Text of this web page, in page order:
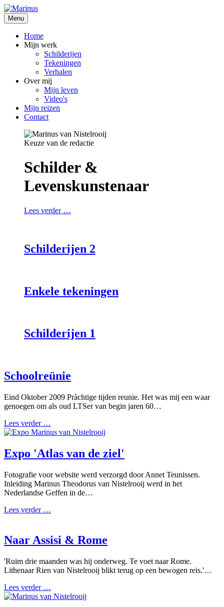
Menu
Home
Mijn werk
Schilderijen
Tekeningen
Verhalen
Over mij
Mijn leven
Video's
Mijn reizen
Contact
Keuze van de redactie
Schilder &
Levenskunstenaar
Lees verder …
Schilderijen 2
Enkele tekeningen
Schilderijen 1
Schoolreünie
Eind Oktober 2009 Pràchtige tijden reunie. Het was mij een waar
genoegen om als oud LTSer van begin jaren 60…
Lees verder …
Expo 'Atlas van de ziel'
Fotografie voor website werd verzorgd door Annet Teunissen.
Inleiding Marinus Theodorus van Nistelrooij werd in het
Nederlandse Geffen in de…
Lees verder …
Naar Assisi & Rome
'Ruim drie maanden was hij onderweg. Te voet naar Rome.
Lithenaar Rien van Nistelrooij blikt terug op een bewogen reis.'…
Lees verder …